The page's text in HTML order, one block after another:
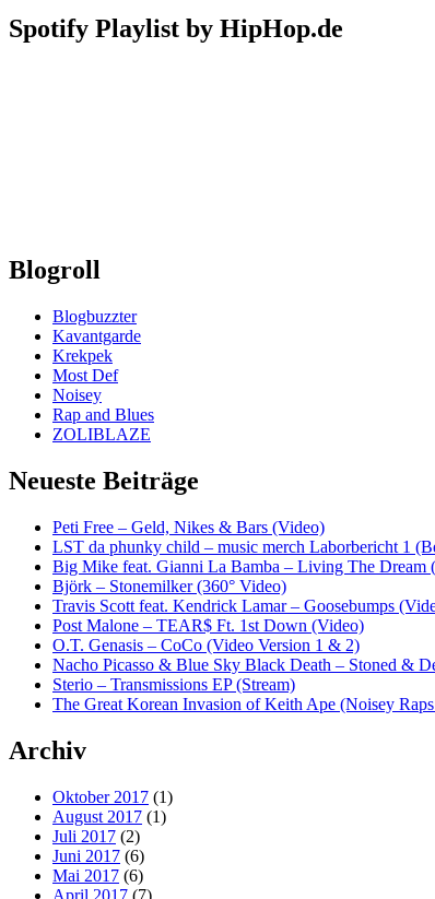
Spotify Playlist by HipHop.de
Blogroll
Blogbuzzter
Kavantgarde
Krekpek
Most Def
Noisey
Rap and Blues
ZOLIBLAZE
Neueste Beiträge
Peti Free – Geld, Nikes & Bars (Video)
LST da phunky child – music merch Laborbericht 1
Big Mike feat. Gianni La Bamba – Living The Dream
Björk – Stonemilker (360° Video)
Travis Scott feat. Kendrick Lamar – Goosebumps
Post Malone – TEAR$ Ft. 1st Down (Video)
O.T. Genasis – CoCo (Video Version 1 & 2)
Nacho Picasso & Blue Sky Black Death – Stoned &
Sterio – Transmissions EP (Stream)
The Great Korean Invasion of Keith Ape (Noisey
Archiv
Oktober 2017 (1)
August 2017 (1)
Juli 2017 (2)
Juni 2017 (6)
Mai 2017 (6)
April 2017 (7)